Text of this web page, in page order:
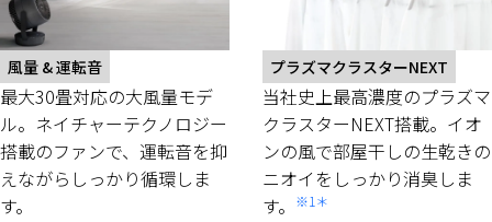
風量 & 運転音
最大30畳対応の大風量モデ
ル。ネイチャーテクノロジー
搭載のファンで、運転音を抑
えながらしっかり循環しま
す。
プラズマクラスターNEXT
当社史上最高濃度のプラズマ
クラスターNEXT搭載。イオ
ンの風で部屋干しの生乾きの
ニオイをしっかり消臭しま
す。
※1＊